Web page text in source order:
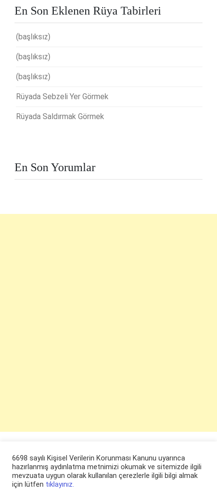
En Son Eklenen Rüya Tabirleri
(başlıksız)
(başlıksız)
(başlıksız)
Rüyada Sebzeli Yer Görmek
Rüyada Saldırmak Görmek
En Son Yorumlar
6698 sayılı Kişisel Verilerin Korunması Kanunu uyarınca
hazırlanmış aydınlatma metnimizi okumak ve sitemizde ilgili
mevzuata uygun olarak kullanılan çerezlerle ilgili bilgi almak
için lütfen tıklayınız.